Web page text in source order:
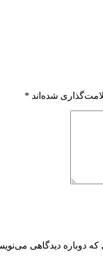
شده‌اند *
که دوباره دیدگاهی